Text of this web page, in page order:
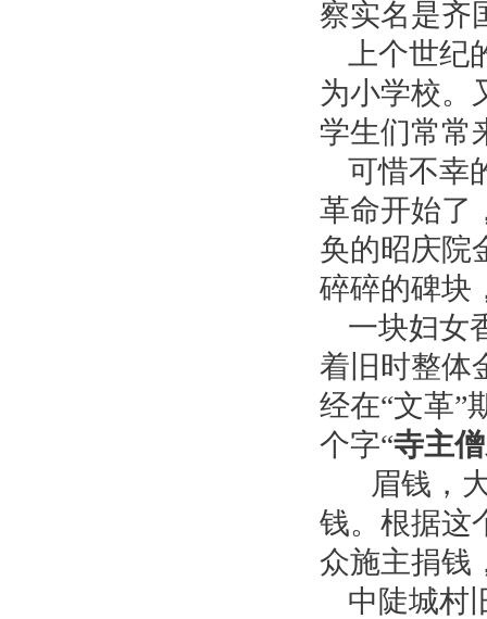
察实名是齐
上个世
为小学校。
学生们常常
可惜不幸
革命开始了
奂的昭庆院
碎碎的碑块
一块妇女
着旧时整体
经在“文革”
个字“寺主
眉钱，
钱。根据这
众施主捐钱
中陡城村